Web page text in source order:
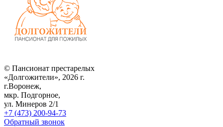
© Пансионат престарелых
«Долгожители», 2026 г.
г.Воронеж,
мкр. Подгорное,
ул. Минеров 2/1
+7 (473) 200-94-73
Обратный звонок